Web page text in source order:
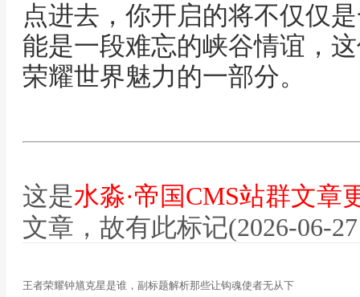
点进去，你开启的将不仅仅
能是一段难忘的峡谷情谊，
荣耀世界魅力的一部分。
这是水淼·帝国CMS站群文章
文章，故有此标记(2026-06-
王者荣耀钟馗克星是谁，副标题解析那些让钩魂使者无从下